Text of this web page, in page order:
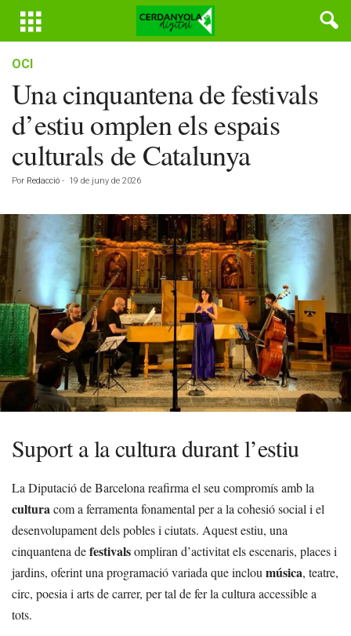
OCI
Una cinquantena de festivals
d’estiu omplen els espais
culturals de Catalunya
Por Redacció - 19 de juny de 2026
Suport a la cultura durant l’estiu
La Diputació de Barcelona reafirma el seu compromís amb la
culturacom a ferramenta fonamental per a la cohesió social i el
desenvolupament dels pobles i ciutats. Aquest estiu, una
cinquantena defestivalsompliran d’activitat els escenaris, places i
jardins, oferint una programació variada que inclou música, teatre,
circ, poesia i arts de carrer, per tal de fer la cultura accessible a
tots.